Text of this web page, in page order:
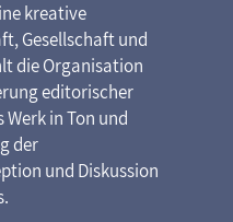
kreative
Gesellschaft und
die Organisation
editorischer
in Ton und
der
und Diskussion